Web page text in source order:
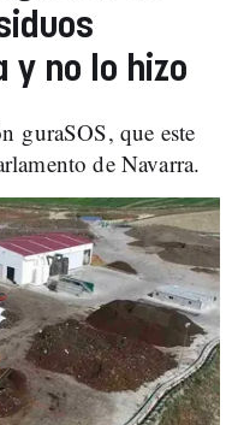
y no lo hizo
guraSOS, que este
de Navarra.